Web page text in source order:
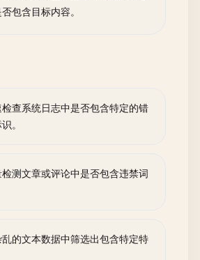
包含目标内容。
查系统日志中是否包含特定的错
。
测文章或评论中是否包含违禁词
的文本数据中筛选出包含特定特